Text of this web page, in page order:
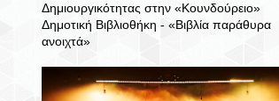
Δημιουργικότητας στην «Κουνδούρειο»
Δημοτική Βιβλιοθήκη - «Βιβλία παράθυρα
ανοιχτά»